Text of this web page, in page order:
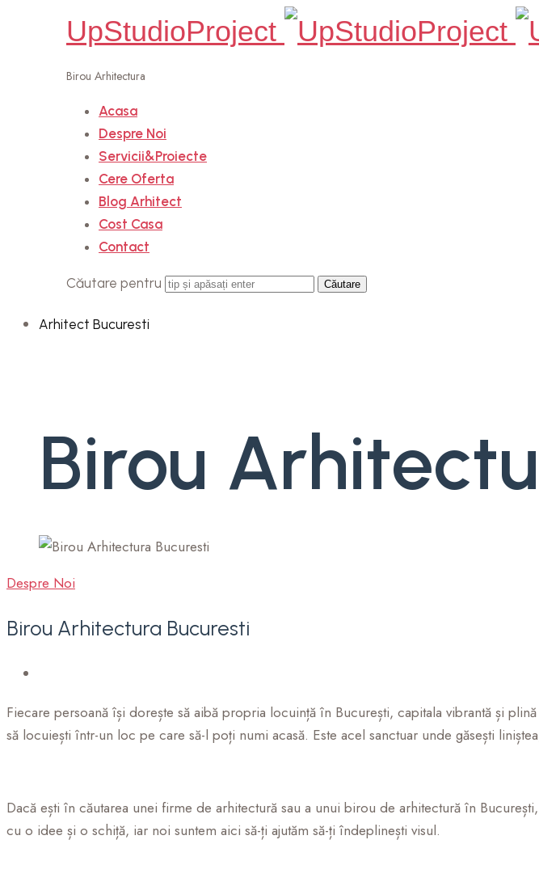
UpStudioProject
Birou Arhitectura
Acasa
Despre Noi
Servicii&Proiecte
Cere Oferta
Blog Arhitect
Cost Casa
Contact
Căutare pentru
Arhitect Bucuresti
Birou
Despre Noi
Birou Arhitectura Bucuresti
Fiecare persoană își dorește să aibă propria locuință în București, capitala vibrantă și
să locuiești într-un loc pe care să-l poți numi acasă. Este acel sanctuar unde găsești
Dacă ești în căutarea unei firme de arhitectură sau a unui birou de arhitectură în
cu o idee și o schiță, iar noi suntem aici să-ți ajutăm să-ți îndeplinești visul.